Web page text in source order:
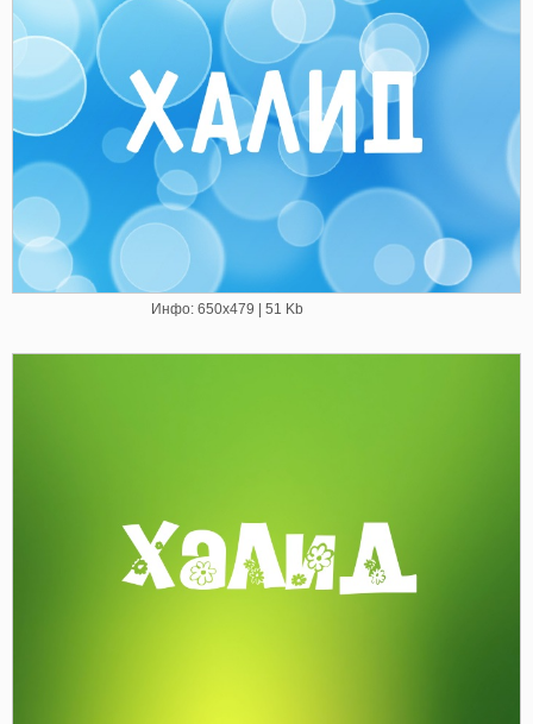
Инфо: 650х479 | 51 Kb